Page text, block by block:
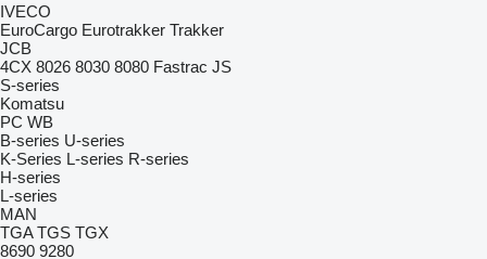
IVECO
EuroCargo Eurotrakker Trakker
JCB
4CX 8026 8030 8080 Fastrac JS
S-series
Komatsu
PC WB
B-series U-series
K-Series L-series R-series
H-series
L-series
MAN
TGA TGS TGX
8690 9280